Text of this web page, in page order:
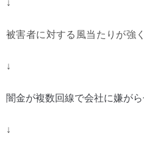
↓
被害者に対する風当たりが強
↓
闇金が複数回線で会社に嫌が
↓